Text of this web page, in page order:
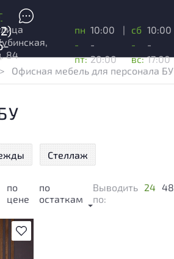
84
пн
-
пт:
10:00
-
20:00
|
сб
-
вс:
10:00
-
17:00
> Офисная мебель для персонала БУ
Стеллаж
по
цене
по
остаткам
Выводить
по:
24 48
В избранное